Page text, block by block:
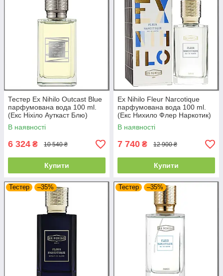
Тестер Ex Nihilo Outcast Blue
парфумована вода 100 ml.
(Екс Ніхіло Ауткаст Блю)
В наявності
6 324 ₴ 10 540 ₴
Купити
Ex Nihilo Fleur Narcotique
парфумована вода 100 ml.
(Екс Нихило Флер Наркотик)
В наявності
7 740 ₴ 12 900 ₴
Купити
Тестер –35% Тестер –35%